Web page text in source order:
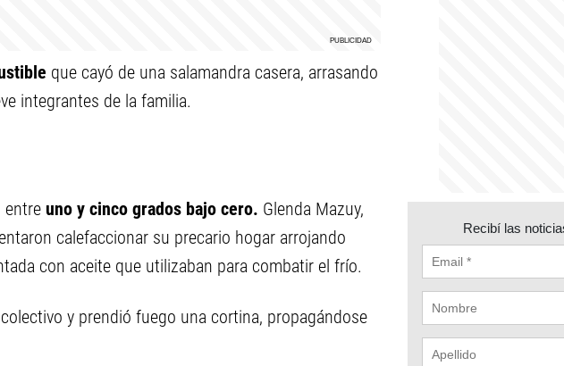
que cayó de una salamandra casera, arrasando
integrantes de la familia.
entre uno y cinco grados bajo cero. Glenda Mazuy,
calefaccionar su precario hogar arrojando
con aceite que utilizaban para combatir el frío.
y prendió fuego una cortina, propagándose
Recibí las